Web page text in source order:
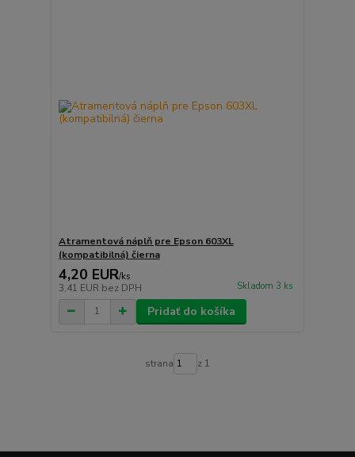
Atramentová náplň pre Epson 603XL
(kompatibilná) čierna
4,20 EUR/ks
3,41 EUR bez DPH Skladom 3 ks
Pridať do košíka
strana z 1